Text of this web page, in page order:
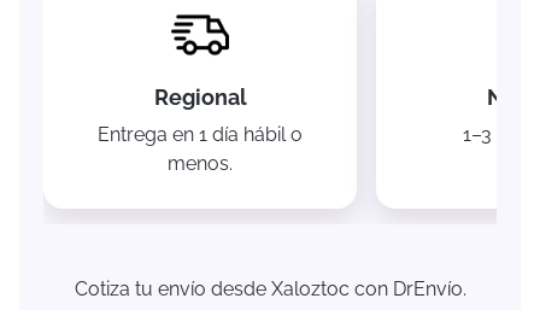
Regional
Entrega en 1 día hábil o
menos.
1–3 días
Cotiza tu envío desde Xaloztoc con DrEnvío.